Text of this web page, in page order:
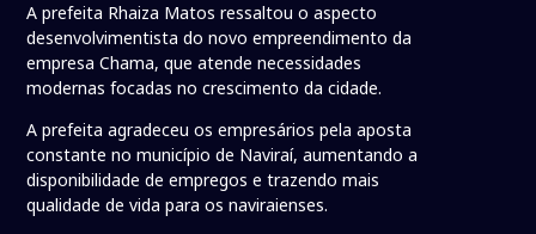
A prefeita Rhaiza Matos ressaltou o aspecto
desenvolvimentista do novo empreendimento da
empresa Chama, que atende necessidades
modernas focadas no crescimento da cidade.
A prefeita agradeceu os empresários pela aposta
constante no município de Naviraí, aumentando a
disponibilidade de empregos e trazendo mais
qualidade de vida para os naviraienses.